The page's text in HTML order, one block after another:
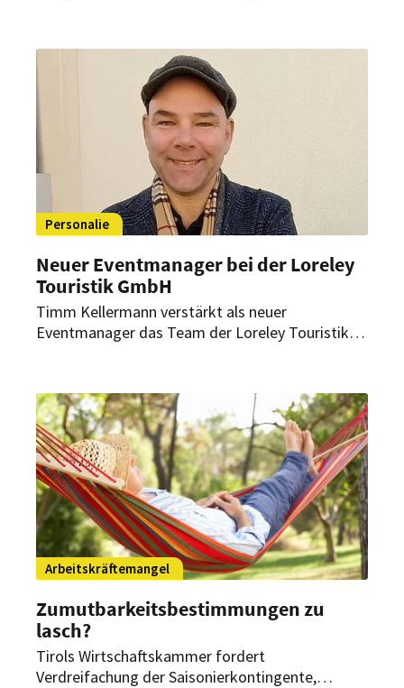
Rahmen dessen wurde der
Geschäftsführervertrag mit Hansjörg Mair
vorzeitig um weitere sechs Jahre verlängert.
Personalie
Neuer Eventmanager bei der Loreley
Touristik GmbH
Timm Kellermann verstärkt als neuer
Eventmanager das Team der Loreley Touristik
Veranstaltungslandschaft der Region aktiv
mitgestalten und weiterentwickeln.
Arbeitskräftemangel
Zumutbarkeitsbestimmungen zu
lasch?
Tirols Wirtschaftskammer fordert
Verdreifachung der Saisonierkontingente,